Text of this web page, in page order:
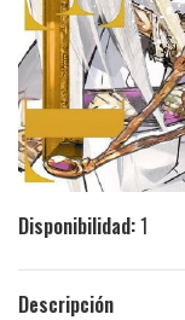
Disponibilidad:1
Descripción